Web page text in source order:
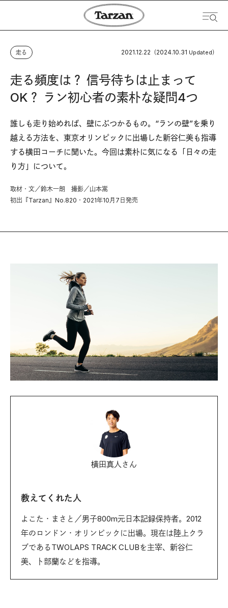
走る 2021.12.22 （2024.10.31 Updated）
走る頻度は？ 信号待ちは止まって
OK？ ラン初心者の素朴な疑問4つ
誰しも走り始めれば、壁にぶつかるもの。“ランの壁”を乗り
越える方法を、東京オリンピックに出場した新谷仁美も指導
する横田コーチに聞いた。今回は素朴に気になる「日々の走
り方」について。
取材・文／鈴木一朗 撮影／山本嵩
初出『Tarzan』No.820・2021年10月7日発売
横田真人さん
教えてくれた人
よこた・まさと／男子800m元日本記録保持者。2012
年のロンドン・オリンピックに出場。現在は陸上クラ
ブであるTWOLAPS TRACK CLUBを主宰、新谷仁
美、卜部蘭などを指導。